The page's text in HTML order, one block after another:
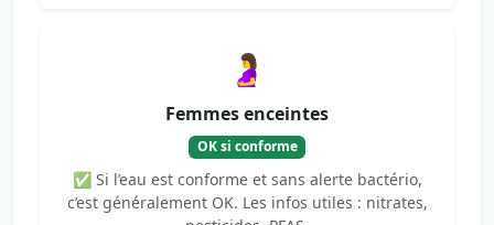
🤰
Femmes enceintes
OK si conforme
✅ Si l’eau est conforme et sans alerte bactério,
c’est généralement OK. Les infos utiles : nitrates,